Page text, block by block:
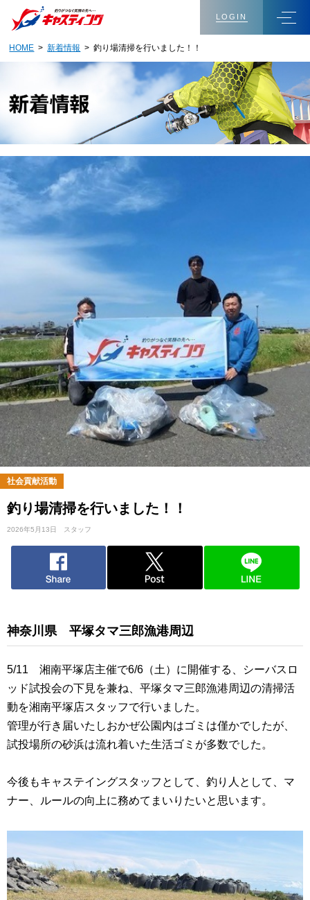
LOGIN
HOME >新着情報 > 釣り場清掃を行いました！！
社会貢献活動
釣り場清掃を行いました！！
2026年5月13日 スタッフ
神奈川県 平塚タマ三郎漁港周辺
5/11 湘南平塚店主催で6/6（土）に開催する、シーバスロ
ッド試投会の下見を兼ね、平塚タマ三郎漁港周辺の清掃活
動を湘南平塚店スタッフで行いました。
管理が行き届いたしおかぜ公園内はゴミは僅かでしたが、
試投場所の砂浜は流れ着いた生活ゴミが多数でした。
今後もキャステイングスタッフとして、釣り人として、マ
ナー、ルールの向上に務めてまいりたいと思います。